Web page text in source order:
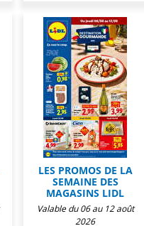
LES PROMOS DE LA
SEMAINE DES
MAGASINS LIDL
Valable du 06 au 12 août
2026